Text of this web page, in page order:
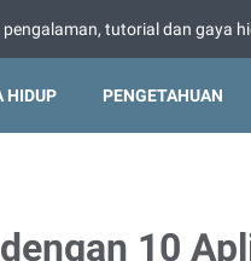
pengalaman, tutorial dan gaya
HIDUP PENGETAHUAN
10